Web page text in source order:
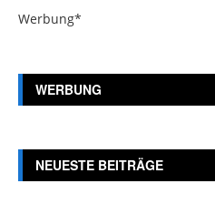
Werbung*
WERBUNG
NEUESTE BEITRÄGE